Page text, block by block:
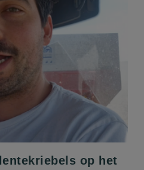
lentekriebels op het
op het